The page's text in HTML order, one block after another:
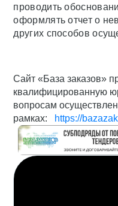
проводить
оформлять отчет о
других способов
Сайт «База заказов»
квалифицированную
вопросам
рамках:
https://